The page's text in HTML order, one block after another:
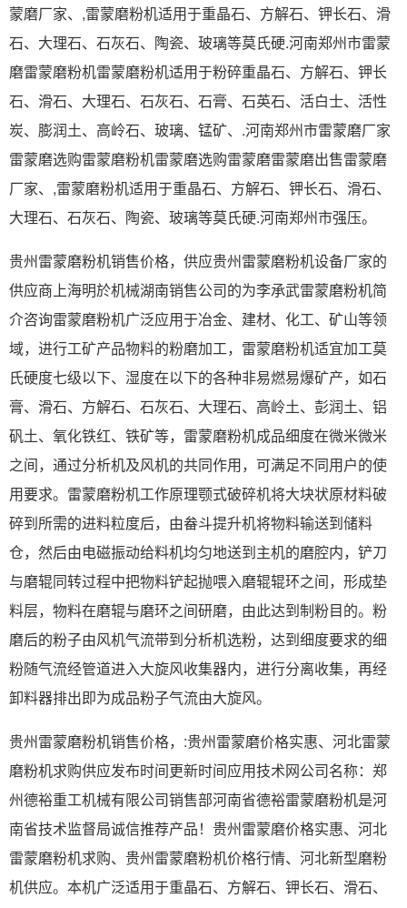
蒙磨厂家、,雷蒙磨粉机适用于重晶石、方解石、钾长石、滑
石、大理石、石灰石、陶瓷、玻璃等莫氏硬.河南郑州市雷蒙
磨雷蒙磨粉机雷蒙磨粉机适用于粉碎重晶石、方解石、钾长
石、滑石、大理石、石灰石、石膏、石英石、活白士、活性
炭、膨润土、高岭石、玻璃、锰矿、.河南郑州市雷蒙磨厂家
雷蒙磨选购雷蒙磨粉机雷蒙磨选购雷蒙磨雷蒙磨出售雷蒙磨
厂家、,雷蒙磨粉机适用于重晶石、方解石、钾长石、滑石、
大理石、石灰石、陶瓷、玻璃等莫氏硬.河南郑州市强压。
贵州雷蒙磨粉机销售价格，供应贵州雷蒙磨粉机设备厂家的
供应商上海明於机械湖南销售公司的为李承武雷蒙磨粉机简
介咨询雷蒙磨粉机广泛应用于冶金、建材、化工、矿山等领
域，进行工矿产品物料的粉磨加工，雷蒙磨粉机适宜加工莫
氏硬度七级以下、湿度在以下的各种非易燃易爆矿产，如石
膏、滑石、方解石、石灰石、大理石、高岭土、彭润土、铝
矾土、氧化铁红、铁矿等，雷蒙磨粉机成品细度在微米微米
之间，通过分析机及风机的共同作用，可满足不同用户的使
用要求。雷蒙磨粉机工作原理颚式破碎机将大块状原材料破
碎到所需的进料粒度后，由畚斗提升机将物料输送到储料
仓，然后由电磁振动给料机均匀地送到主机的磨腔内，铲刀
与磨辊同转过程中把物料铲起抛喂入磨辊辊环之间，形成垫
料层，物料在磨辊与磨环之间研磨，由此达到制粉目的。粉
磨后的粉子由风机气流带到分析机选粉，达到细度要求的细
粉随气流经管道进入大旋风收集器内，进行分离收集，再经
卸料器排出即为成品粉子气流由大旋风。
贵州雷蒙磨粉机销售价格，:贵州雷蒙磨价格实惠、河北雷蒙
磨粉机求购供应发布时间更新时间应用技术网公司名称：郑
州德裕重工机械有限公司销售部河南省德裕雷蒙磨粉机是河
南省技术监督局诚信推荐产品！贵州雷蒙磨价格实惠、河北
雷蒙磨粉机求购、贵州雷蒙磨粉机价格行情、河北新型磨粉
机供应。本机广泛适用于重晶石、方解石、钾长石、滑石、